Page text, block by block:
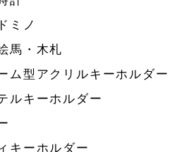
ミノ
馬・木札
ム型アクリルキーホルダー
ルキーホルダー
キーホルダー